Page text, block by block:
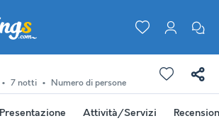
7 notti Numero di persone
Presentazione Attività/Servizi